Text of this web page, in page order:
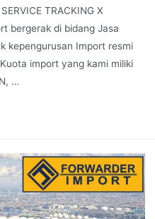
TRACKING X
bergerak di bidang Jasa
kepengurusan Import resmi
import yang kami miliki
…